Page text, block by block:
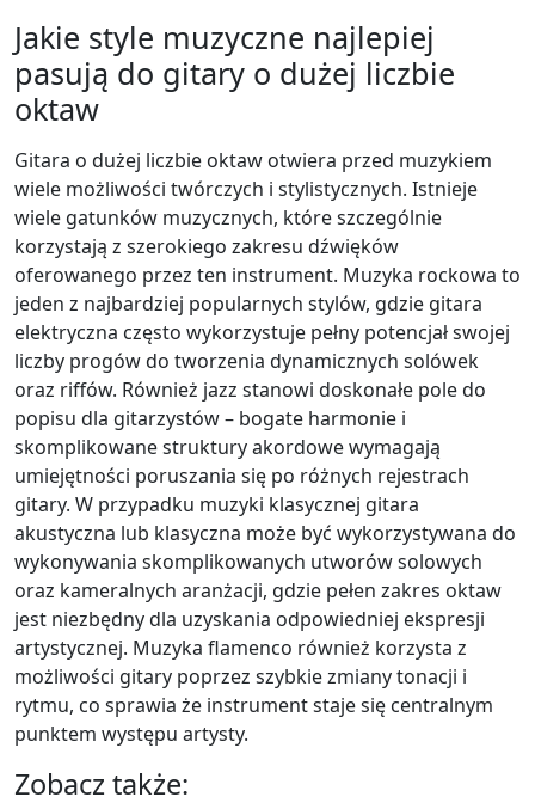
Jakie style muzyczne najlepiej
pasują do gitary o dużej liczbie
oktaw
Gitara o dużej liczbie oktaw otwiera przed muzykiem
wiele możliwości twórczych i stylistycznych. Istnieje
wiele gatunków muzycznych, które szczególnie
korzystają z szerokiego zakresu dźwięków
oferowanego przez ten instrument. Muzyka rockowa to
jeden z najbardziej popularnych stylów, gdzie gitara
elektryczna często wykorzystuje pełny potencjał swojej
liczby progów do tworzenia dynamicznych solówek
oraz riffów. Również jazz stanowi doskonałe pole do
popisu dla gitarzystów – bogate harmonie i
skomplikowane struktury akordowe wymagają
umiejętności poruszania się po różnych rejestrach
gitary. W przypadku muzyki klasycznej gitara
akustyczna lub klasyczna może być wykorzystywana do
wykonywania skomplikowanych utworów solowych
oraz kameralnych aranżacji, gdzie pełen zakres oktaw
jest niezbędny dla uzyskania odpowiedniej ekspresji
artystycznej. Muzyka flamenco również korzysta z
możliwości gitary poprzez szybkie zmiany tonacji i
rytmu, co sprawia że instrument staje się centralnym
punktem występu artysty.
Zobacz także: